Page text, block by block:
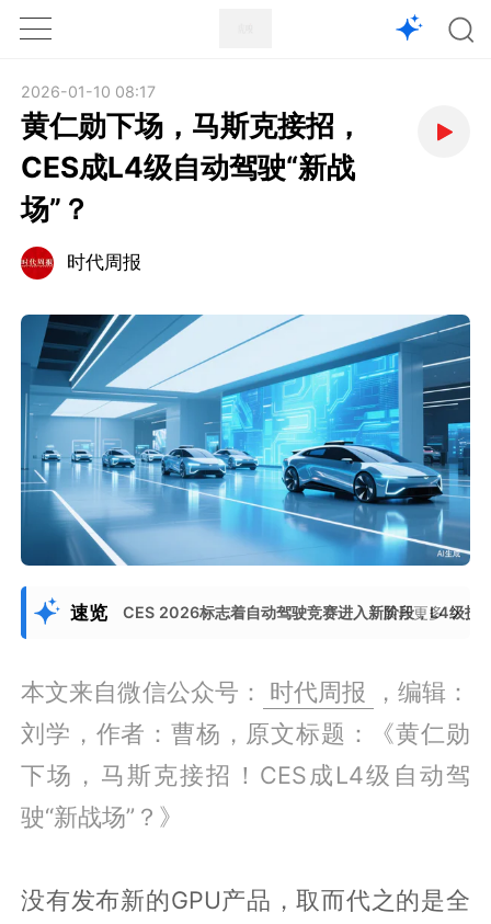
1X
2026-01-10 08:17
黄仁勋下场，马斯克接招，
CES成L4级自动驾驶“新战
场”？
时代周报
速览 CES 2026标志着自动驾驶竞赛进入新阶段，L4级技
展开更多
本文来自微信公众号： 时代周报
，编辑：
刘学，作者：曹杨，原文标题：《黄仁勋
下场，马斯克接招！CES成L4级自动驾
驶“新战场”？》
没有发布新的GPU产品，取而代之的是全